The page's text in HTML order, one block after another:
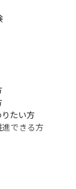
りたい方
進できる方